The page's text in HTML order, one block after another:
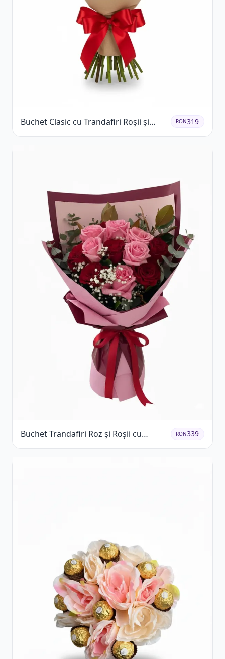
Buchet Clasic cu Trandafiri Roșii și
Gypsophila
RON319
Buchet Trandafiri Roz și Roșii cu
Eucalipt și Gypsophila
RON339